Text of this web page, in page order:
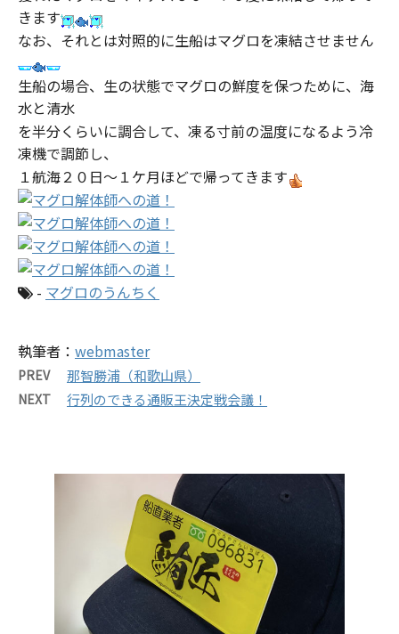
きます
なお、それとは対照的に生船はマグロを凍結させません
生船の場合、生の状態でマグロの鮮度を保つために、海
水と清水
を半分くらいに調合して、凍る寸前の温度になるよう冷
凍機で調節し、
１航海２０日～１ケ月ほどで帰ってきます
- マグロのうんちく
執筆者： webmaster
PREV 那智勝浦（和歌山県）
NEXT 行列のできる通販王決定戦会議！